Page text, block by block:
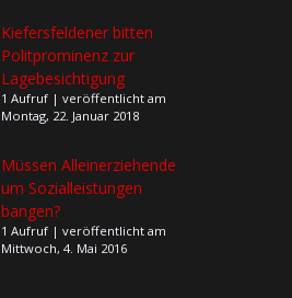
Kiefersfeldener bitten
Politprominenz zur
Lagebesichtigung
1 Aufruf | veröffentlicht am
Montag, 22. Januar 2018
Müssen Alleinerziehende
um Sozialleistungen
bangen?
1 Aufruf | veröffentlicht am
Mittwoch, 4. Mai 2016